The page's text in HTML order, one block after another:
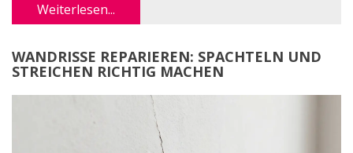
Weiterlesen...
WANDRISSE REPARIEREN: SPACHTELN UND
STREICHEN RICHTIG MACHEN